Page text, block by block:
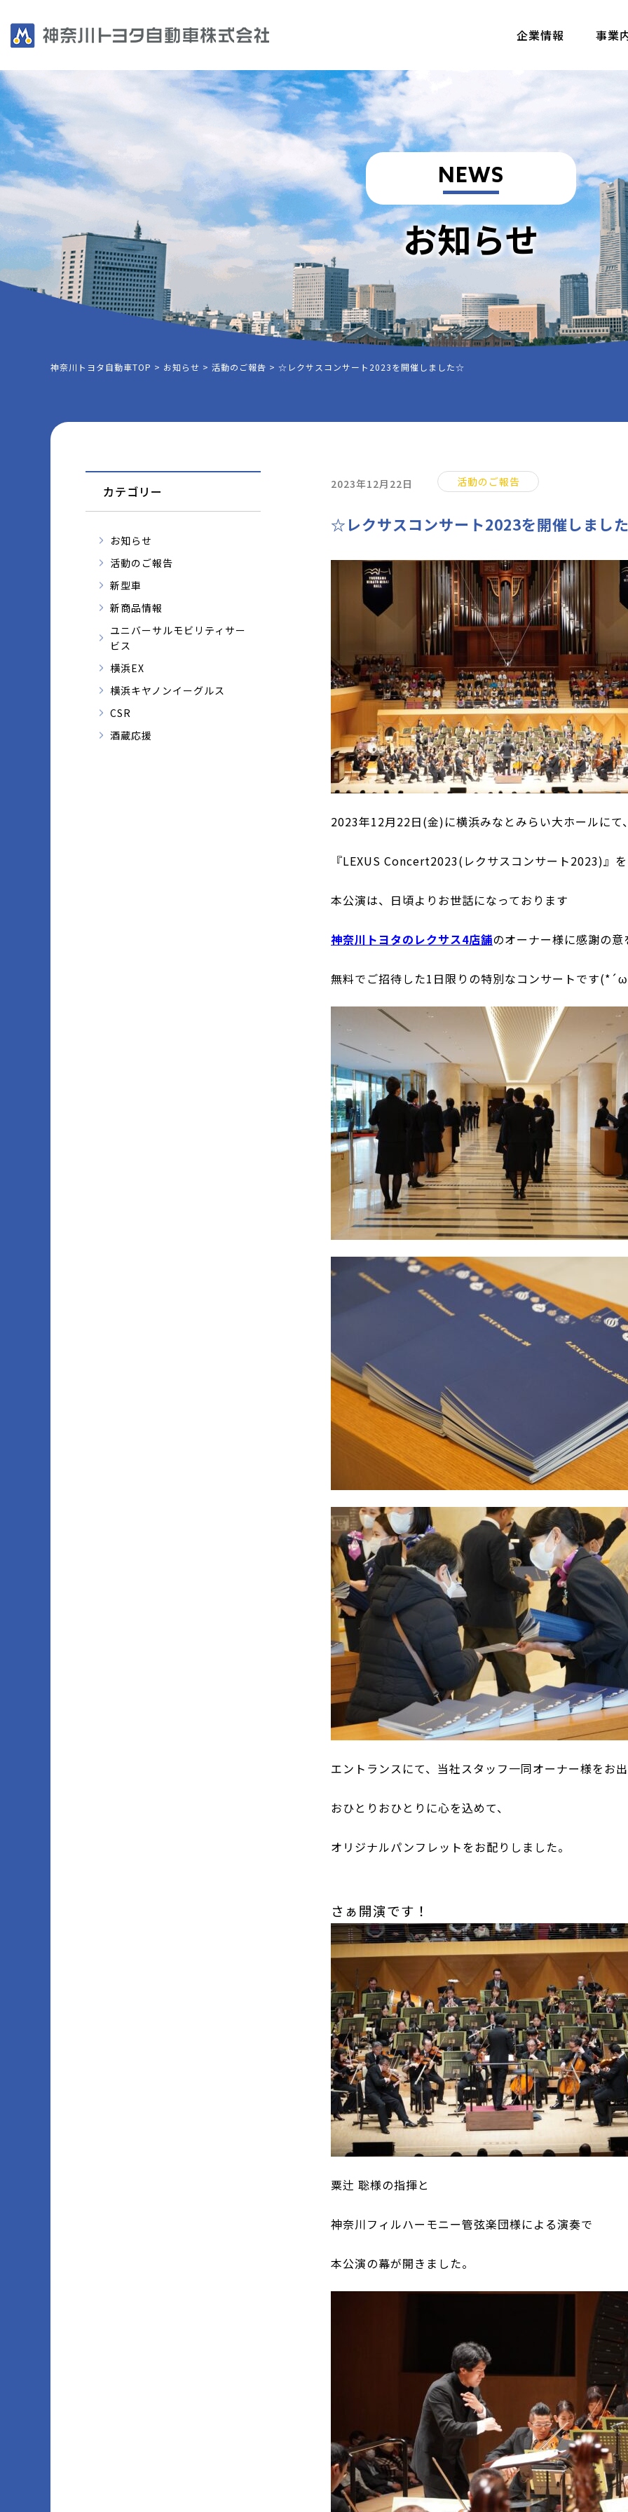
企業情報 事業
NEWS
お知らせ
神奈川トヨタ自動車TOP > お知らせ > 活動のご報告 > ☆レクサスコンサート2023を開催しました☆
2023年12月22日 活動のご報告
☆レクサスコンサート2023を開催しまし
2023年12月22日(金)に横浜みなとみらい大ホールにて
『LEXUS Concert2023(レクサスコンサート2023)』
本公演は、日頃よりお世話になっております
神奈川トヨタのレクサス4店舗のオーナー様に感謝の意
無料でご招待した1日限りの特別なコンサートです
エントランスにて、当社スタッフ一同オーナー様をお
おひとりおひとりに心を込めて、
オリジナルパンフレットをお配りしました。
さぁ開演です！
粟辻 聡様の指揮と
神奈川フィルハーモニー管弦楽団様による演奏で
本公演の幕が開きました。
カテゴリー
お知らせ
活動のご報告
新型車
新商品情報
ユニバーサルモビリティサー
ビス
横浜EX
横浜キヤノンイーグルス
CSR
酒蔵応援